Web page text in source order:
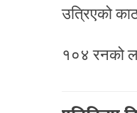
उत्रिएको
१०४ रनको